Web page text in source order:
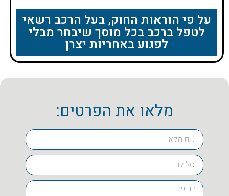
על פי הוראות החוק, בעל הרכב רשאי
לטפל ברכב בכל מוסך שיבחר מבלי
לפגוע באחריות יצרן
מלאו את הפרטים: